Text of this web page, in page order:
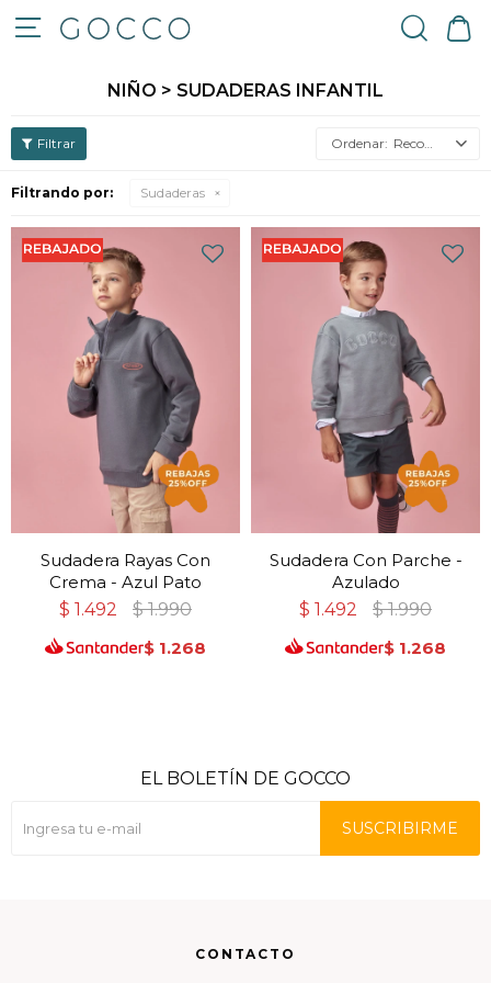

NIÑO > SUDADERAS INFANTIL
Recomendados
Filtrando por: Sudaderas
Sudadera Rayas Con
Crema - Azul Pato
$ 1.492 $ 1.990
$ 1.268
Sudadera Con Parche -
Azulado
$ 1.492 $ 1.990
$ 1.268
CONTACTO
EL BOLETÍN DE GOCCO
SUSCRIBIRME